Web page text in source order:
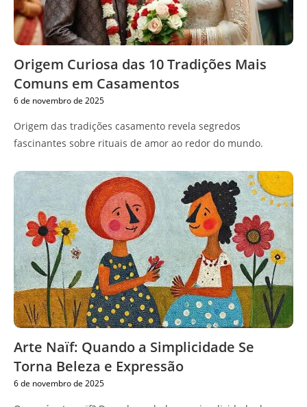
Origem Curiosa das 10 Tradições Mais
Comuns em Casamentos
6 de novembro de 2025
Origem das tradições casamento revela segredos
fascinantes sobre rituais de amor ao redor do mundo.
Arte Naïf: Quando a Simplicidade Se
Torna Beleza e Expressão
6 de novembro de 2025